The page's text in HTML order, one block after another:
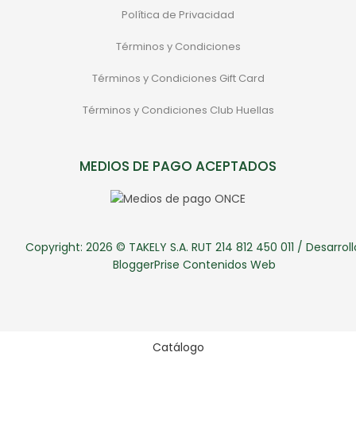
Política de Privacidad
Términos y Condiciones
Términos y Condiciones Gift Card
Términos y Condiciones Club Huellas
MEDIOS DE PAGO ACEPTADOS
Copyright: 2026 © TAKELY S.A. RUT 214 812 450 011 /
BloggerPrise Contenidos Web
Catálogo